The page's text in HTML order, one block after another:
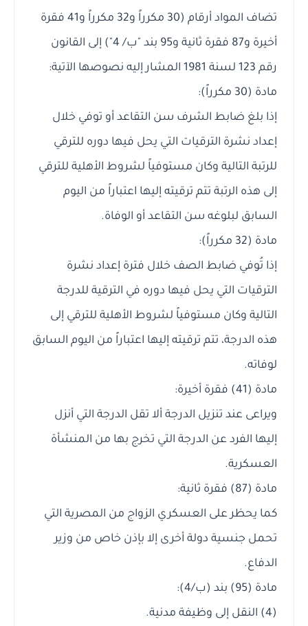
تضاف المواد أرقام (30 مكرراً و32 مكرراً و41 فقرة
أخيرة و87 فقرة ثانية و95 بند "ب/ 4") إلى القانون
رقم 123 لسنة 1981 المشار إليه نصوصها الآتية:
مادة (30 مكرراً):
إذا بلغ ضابط الشرف سن التقاعد أو توفي خلال
إعداد نشرة الترقيات التي يحل فيها دوره للترقي
للرتبة التالية وكان مستوفياً لشروط الأهلية للترقي
إلى هذه الرتبة تتم ترقيته إليها اعتباراً من اليوم
السابق لبلوغه سن التقاعد أو الوفاة.
مادة (32 مكرراً):
إذا تُوفي ضابط الصف خلال فترة إعداد نشرة
الترقيات التي يحل فيها دوره في الترقية للدرجة
التالية وكان مستوفياً لشروط الأهلية للترقي إلى
هذه الدرجة، تتم ترقيته إليها اعتباراً من اليوم السابق
لوفاته.
مادة (41) فقرة أخيرة:
ويراعى عند تنزيل الدرجة ألا تقل الدرجة التي أنزل
إليها الفرد عن الدرجة التي تخرج بها من المنشأة
العسكرية.
مادة (87) فقرة ثانية:
كما يحظر على العسكري الزواج من المصرية التي
تحمل جنسية دولة أخرى إلا بإذن خاص من وزير
الدفاع.
مادة (95) بند (ب/4):
(4) النقل إلى وظيفة مدنية.